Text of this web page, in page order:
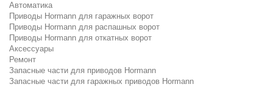
Автоматика
Приводы Hormann для гаражных ворот
Приводы Hormann для распашных ворот
Приводы Hormann для откатных ворот
Аксессуары
Ремонт
Запасные части для приводов Hormann
Запасные части для гаражных приводов Hormann